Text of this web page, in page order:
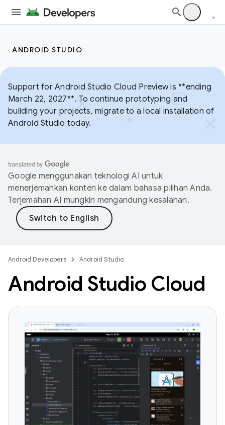
ANDROID STUDIO
Support for Android Studio Cloud Preview is **ending
March 22, 2027**. To continue prototyping and
building your projects, migrate to a local installation of
Android Studio today.
Google menggunakan teknologi AI untuk
menerjemahkan konten ke dalam bahasa pilihan Anda.
Terjemahan AI mungkin mengandung kesalahan.
Android Developers Android Studio
Android Studio Cloud